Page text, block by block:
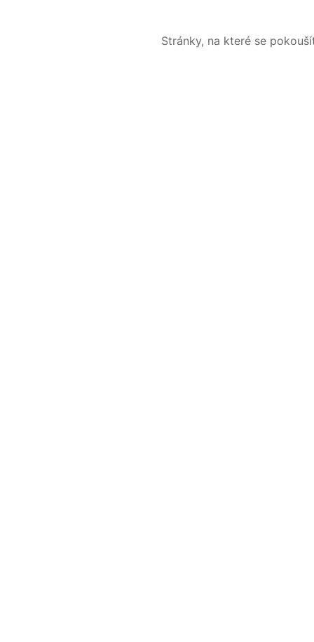
Stránky, na které se